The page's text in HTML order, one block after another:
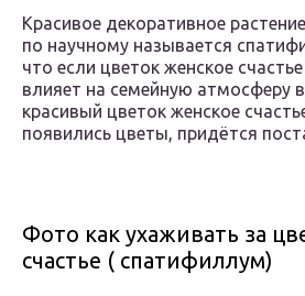
Красивое декоративное
по научному называется
что если цветок женское
влияет на семейную атмосферу
красивый цветок женское
появились цветы, придётся
Фото как ухаживать за
счастье ( спатифиллум)